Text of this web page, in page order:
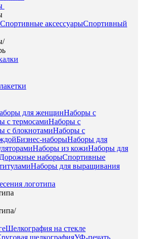
Спортивные аксессуарыСпортивный
/
для женщинНаборы с
с термосамиНаборы с
с блокнотамиНаборы с
Бизнес-наборыНаборы для
Наборы из кожиНаборы для
Дорожные наборыСпортивные
Наборы для выращивания
логотипа
/
Шелкография на стекле
шелкографияУФ-печать